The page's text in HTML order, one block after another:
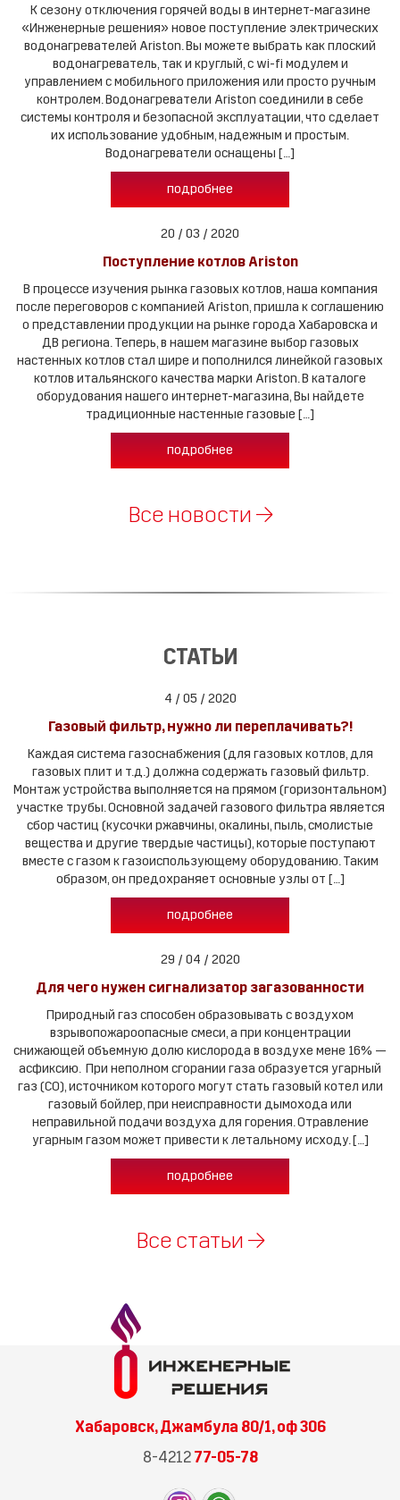
К сезону отключения горячей воды в интернет-магазине
«Инженерные решения» новое поступление электрических
водонагревателей Ariston. Вы можете выбрать как плоский
водонагреватель, так и круглый, с wi-fi модулем и
управлением с мобильного приложения или просто ручным
контролем. Водонагреватели Ariston соединили в себе
системы контроля и безопасной эксплуатации, что сделает
их использование удобным, надежным и простым.
Водонагреватели оснащены […]
подробнее
20 / 03 / 2020
Поступление котлов Ariston
В процессе изучения рынка газовых котлов, наша компания
после переговоров с компанией Ariston, пришла к соглашению
о представлении продукции на рынке города Хабаровска и
ДВ региона. Теперь, в нашем магазине выбор газовых
настенных котлов стал шире и пополнился линейкой газовых
котлов итальянского качества марки Ariston. В каталоге
оборудования нашего интернет-магазина, Вы найдете
традиционные настенные газовые […]
подробнее
Все новости →
СТАТЬИ
4 / 05 / 2020
Газовый фильтр, нужно ли переплачивать?!
Каждая система газоснабжения (для газовых котлов, для
газовых плит и т.д.) должна содержать газовый фильтр.
Монтаж устройства выполняется на прямом (горизонтальном)
участке трубы. Основной задачей газового фильтра является
сбор частиц (кусочки ржавчины, окалины, пыль, смолистые
вещества и другие твердые частицы), которые поступают
вместе с газом к газоиспользующему оборудованию. Таким
образом, он предохраняет основные узлы от […]
подробнее
29 / 04 / 2020
Для чего нужен сигнализатор загазованности
Природный газ способен образовывать с воздухом
взрывопожароопасные смеси, а при концентрации
снижающей объемную долю кислорода в воздухе мене 16% —
асфиксию. При неполном сгорании газа образуется угарный
газ (CO), источником которого могут стать газовый котел или
газовый бойлер, при неисправности дымохода или
неправильной подачи воздуха для горения. Отравление
угарным газом может привести к летальному исходу. […]
подробнее
Все статьи →
Хабаровск, Джамбула 80/1, оф 306
8-421277-05-78